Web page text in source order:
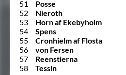
51
Posse
52
Nieroth
53
Horn af Ekebyholm
54
Spens
55
Cronhielm af Flosta
56
von Fersen
57
Reenstierna
58
Tessin